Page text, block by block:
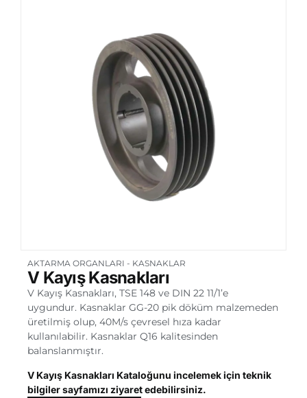
AKTARMA ORGANLARI - KASNAKLAR
V Kayış Kasnakları
V Kayış Kasnakları, TSE 148 ve DIN 22 11/1’e
uygundur. Kasnaklar GG-20 pik döküm malzemeden
üretilmiş olup, 40M/s çevresel hıza kadar
kullanılabilir. Kasnaklar Q16 kalitesinden
balanslanmıştır.
V Kayış Kasnakları Kataloğunu incelemek için teknik
bilgiler sayfamızı ziyaret edebilirsiniz.